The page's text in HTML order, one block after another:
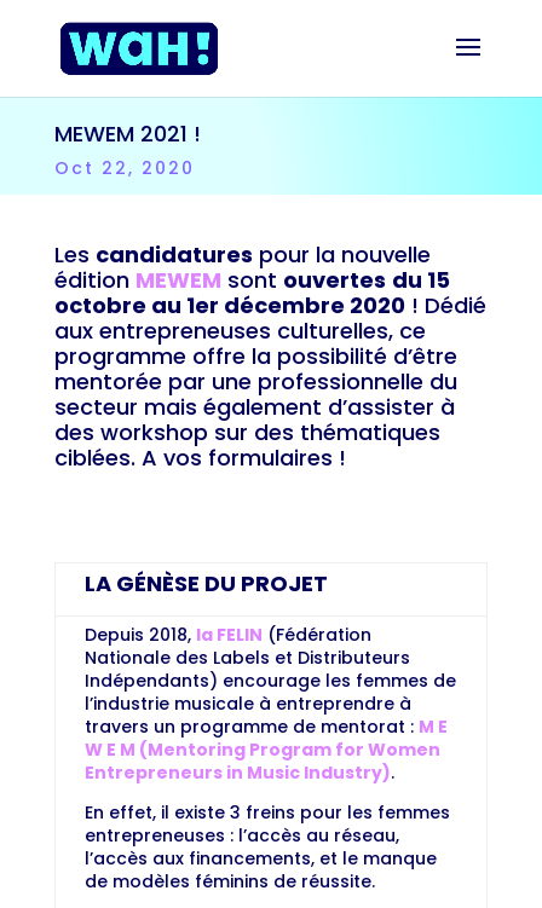
MEWEM 2021 !
Oct 22, 2020
Les candidatures pour la nouvelle
édition MEWEM sont ouvertes du 15
octobre au 1er décembre 2020! Dédié
aux entrepreneuses culturelles, ce
programme offre la possibilité d’être
mentorée par une professionnelle du
secteur mais également d’assister à
des workshop sur des thématiques
ciblées. A vos formulaires !
LA GÉNÈSE DU PROJET
Depuis 2018, la FELIN (Fédération
Nationale des Labels et Distributeurs
Indépendants) encourage les femmes de
l’industrie musicale à entreprendre à
travers un programme de mentorat : M E
W E M (Mentoring Program for Women
Entrepreneurs in Music Industry).
En effet, il existe 3 freins pour les femmes
entrepreneuses : l’accès au réseau,
l’accès aux financements, et le manque
de modèles féminins de réussite.